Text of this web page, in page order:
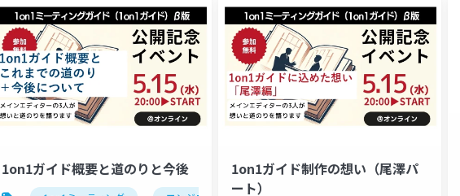
1on1ガイド概要と道のりと今後
1on1ガイド制作の想い（尾澤パ
ート）